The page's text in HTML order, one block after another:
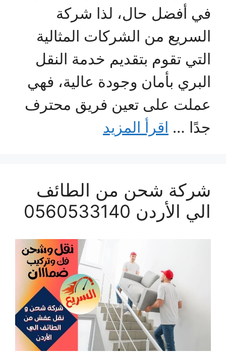
في أفضل حال، لذا شركة
السريع من الشركات المثالية
التي تقوم بتقديم خدمة النقل
البري بأمان وجودة عالية، فهي
عملت على تعين فريق محترف
جدًا … اقرأ المزيد
شركة شحن من الطائف
الي الأردن 0560533140